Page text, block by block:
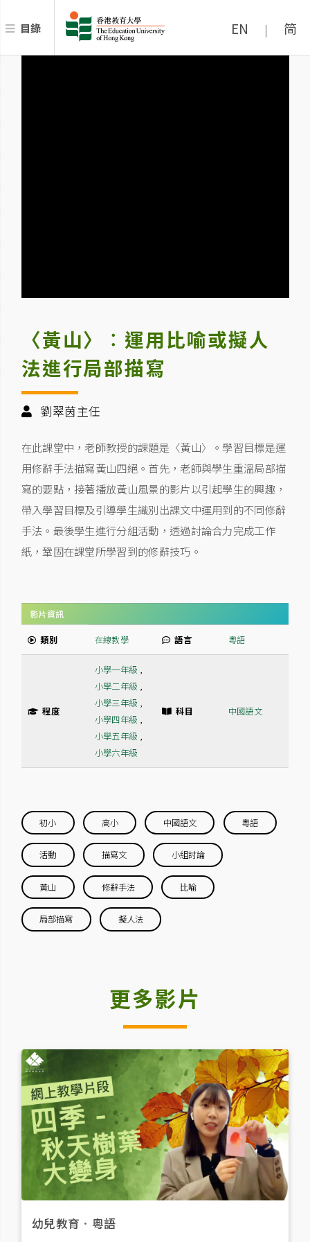
目錄 EN | 简
〈黃山〉︰運用比喻或擬人
法進行局部描寫
劉翠茵主任
在此課堂中，老師教授的課題是〈黃山〉。學習目標是運
用修辭手法描寫黃山四絕。首先，老師與學生重溫局部描
寫的要點，接著播放黃山風景的影片以引起學生的興趣，
帶入學習目標及引導學生識別出課文中運用到的不同修辭
手法。最後學生進行分組活動，透過討論合力完成工作
紙，鞏固在課堂所學習到的修辭技巧。
影片資訊
類別 在線教學 語言 粵語
程度
小學一年級 ,
小學二年級 ,
小學三年級 ,
小學四年級 ,
小學五年級 ,
小學六年級
科目 中國語文
初小 高小 中國語文 粵語
活動 描寫文 小組討論
黃山 修辭手法 比喻
局部描寫 擬人法
更多影片
幼兒教育 ． 粵語